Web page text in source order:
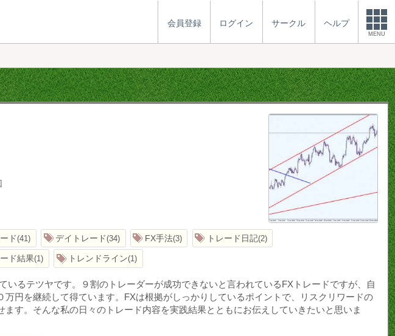
会員登録 ログイン サークル ヘルプ
MENU
ド 41 デイトレード 34 FX手法 3 トレード日記 2
ード結果 1 トレンドライン 1
いるテツヤです。９割のトレーダーが成功できないと言われているFXトレードですが、自
円を継続して得ています。FXは根拠がしっかりしているポイントで、リスクリワードの
す。そんな私の日々のトレード内容を実践結果とともにお伝えしていきたいと思いま